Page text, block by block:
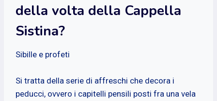
della volta della Cappella
Sistina?
Sibille e profeti
Si tratta della serie di affreschi che decora i
peducci, ovvero i capitelli pensili posti fra una vela